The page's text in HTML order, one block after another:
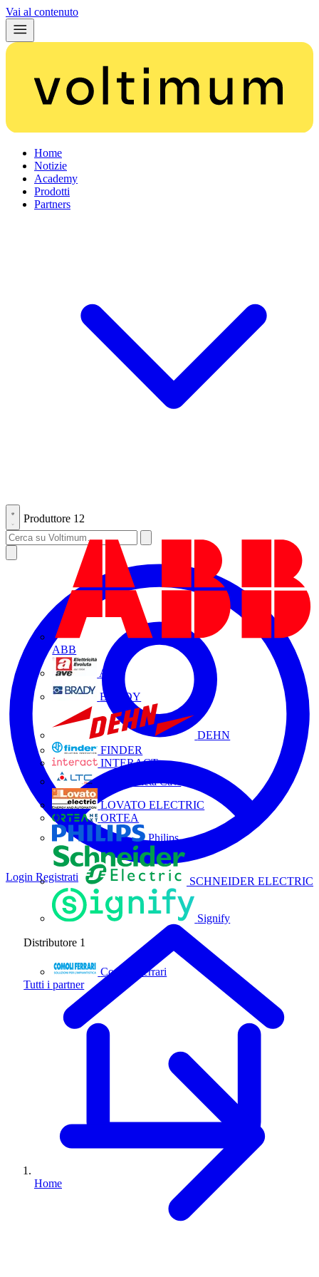
Vai al contenuto
Home
Notizie
Academy
Prodotti
Partners
Produttore 12
ABB
AVE
BRADY
DEHN
FINDER
INTERACT
La Triveneta Cavi
LOVATO ELECTRIC
ORTEA
Philips
SCHNEIDER ELECTRIC
Signify
Distributore 1
Comoli Ferrari
Tutti i partner
Login Registrati
Home